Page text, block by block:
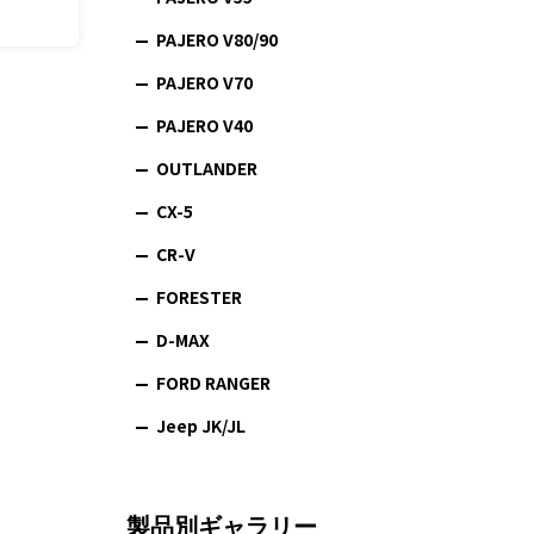
PAJERO V80/90
PAJERO V70
PAJERO V40
OUTLANDER
CX-5
CR-V
FORESTER
D-MAX
FORD RANGER
Jeep JK/JL
製品別ギャラリー